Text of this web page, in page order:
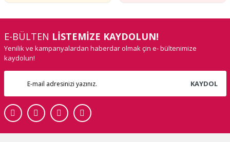
E-BÜLTEN LİSTEMİZE KAYDOLUN!
Yenilik ve kampanyalardan haberdar olmak çin e- bültenimize
kaydolun!
KAYDOL